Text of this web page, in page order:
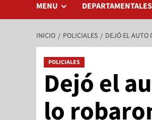
MENU DEPARTAMENTALES
INICIO POLICIALES DEJÓ EL AUTO
POLICIALES
Dejó el
lo